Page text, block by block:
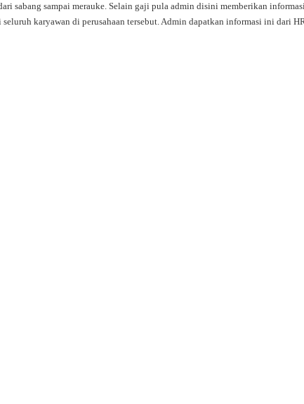
sabang sampai merauke. Selain gaji pula admin disini memberikan
karyawan di perusahaan tersebut. Admin dapatkan informasi ini dari